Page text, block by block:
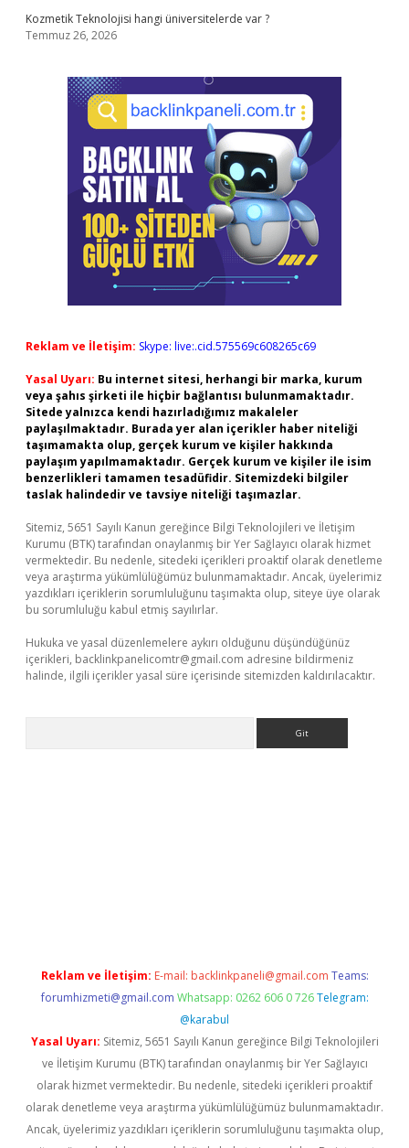
Kozmetik Teknolojisi hangi üniversitelerde var ?
Temmuz 26, 2026
Reklam ve İletişim: Skype: live:.cid.575569c608265c69
Yasal Uyarı: Bu internet sitesi, herhangi bir marka, kurum
veya şahıs şirketi ile hiçbir bağlantısı bulunmamaktadır.
Sitede yalnızca kendi hazırladığımız makaleler
paylaşılmaktadır. Burada yer alan içerikler haber niteliği
taşımamakta olup, gerçek kurum ve kişiler hakkında
paylaşım yapılmamaktadır. Gerçek kurum ve kişiler ile isim
benzerlikleri tamamen tesadüfidir. Sitemizdeki bilgiler
taslak halindedir ve tavsiye niteliği taşımazlar.
Sitemiz, 5651 Sayılı Kanun gereğince Bilgi Teknolojileri ve İletişim
Kurumu (BTK) tarafından onaylanmış bir Yer Sağlayıcı olarak hizmet
vermektedir. Bu nedenle, sitedeki içerikleri proaktif olarak denetleme
veya araştırma yükümlülüğümüz bulunmamaktadır. Ancak, üyelerimiz
yazdıkları içeriklerin sorumluluğunu taşımakta olup, siteye üye olarak
bu sorumluluğu kabul etmiş sayılırlar.
Hukuka ve yasal düzenlemelere aykırı olduğunu düşündüğünüz
içerikleri, backlinkpanelicomtr@gmail.com adresine bildirmeniz
halinde, ilgili içerikler yasal süre içerisinde sitemizden kaldırılacaktır.
Reklam ve İletişim: E-mail: backlinkpaneli@gmail.com Teams:
forumhizmeti@gmail.com Whatsapp: 0262 606 0 726 Telegram:
@karabul
Yasal Uyarı: Sitemiz, 5651 Sayılı Kanun gereğince Bilgi Teknolojileri
ve İletişim Kurumu (BTK) tarafından onaylanmış bir Yer Sağlayıcı
olarak hizmet vermektedir. Bu nedenle, sitedeki içerikleri proaktif
olarak denetleme veya araştırma yükümlülüğümüz bulunmamaktadır.
Ancak, üyelerimiz yazdıkları içeriklerin sorumluluğunu taşımakta olup,